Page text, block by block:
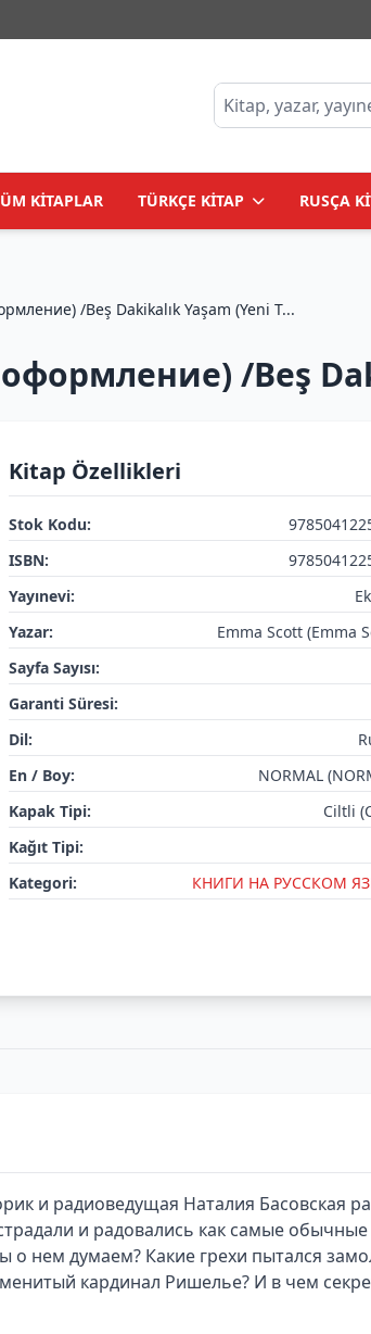
KİTAPLAR TÜRKÇE KİTAP RUSÇA
Пять минут жизни (новое оформление) /Beş Dakikalık Yaşam (Yeni T...
/Beş
Kitap Özellikleri
Stok Kodu:
ISBN:
Yayınevi:
Yazar:
Emma Scott (Emma
Sayfa Sayısı:
Garanti Süresi:
Dil:
En / Boy:
NORMAL
Kapak Tipi:
Ciltli
Kağıt Tipi:
Kategori:
КНИГИ НА РУССКОМ
и радиоведущая Наталия Басовская
и радовались как самые
о нем думаем? Какие грехи пытался
кардинал Ришелье? И в чем